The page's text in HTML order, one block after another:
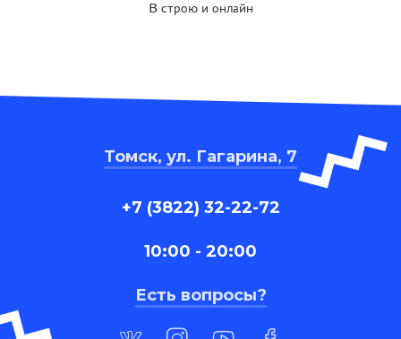
В строю и онлайн
Томск, ул. Гагарина, 7
+7 (3822) 32-22-72
10:00 - 20:00
Есть вопросы?